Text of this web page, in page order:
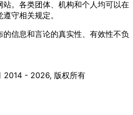
站。各类团体、机构和个人均可以在
守相关规定。
的信息和言论的真实性、有效性不负
2014 - 2026, 版权所有